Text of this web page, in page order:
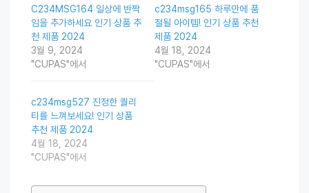
C234MSG164 일상에 반짝
임을 추가하세요 인기 상품 추
천 제품 2024
3월 9, 2024
"CUPAS"에서
c234msg165 하루만에 품
절될 아이템! 인기 상품 추천
제품 2024
4월 18, 2024
"CUPAS"에서
c234msg527 진정한 퀄리
티를 느껴보세요! 인기 상품
추천 제품 2024
4월 18, 2024
"CUPAS"에서